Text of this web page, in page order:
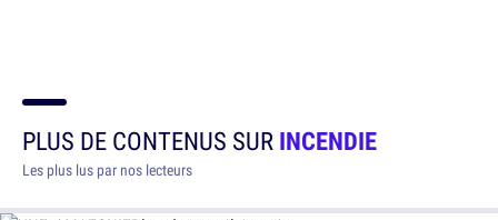
PLUS DE CONTENUS SURINCENDIE
Les plus lus par nos lecteurs